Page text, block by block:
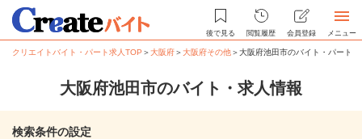
後で見る 閲覧履歴 会員登録 メニュー
クリエイトバイト・パート求人TOP ＞大阪府＞大阪府その他＞大阪府池田市のバイト・パート求
大阪府池田市のバイト・求人情報
検索条件の設定